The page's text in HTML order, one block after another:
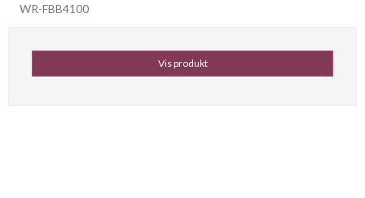
WR-FBB4100
Vis produkt